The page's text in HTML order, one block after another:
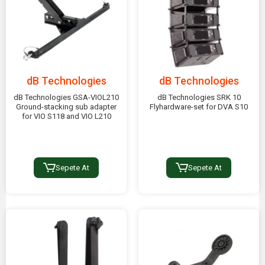
dB Technologies
dB Technologies GSA-VIOL210
Ground-stacking sub adapter
for VIO S118 and VIO L210
Sepete At
dB Technologies
dB Technologies SRK 10
Flyhardware-set for DVA S10
Sepete At